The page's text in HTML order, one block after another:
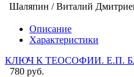
Шаляпин / Виталий
Описание
Характеристики
КЛЮЧ К ТЕОСОФИИ. Е.П.
780 руб.